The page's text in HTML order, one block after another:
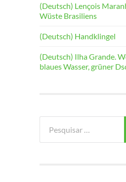
(Deutsch) Lençois
Wüste Brasiliens
(Deutsch) Handklingel
(Deutsch) Ilha Grande.
blaues Wasser, grüner
por: